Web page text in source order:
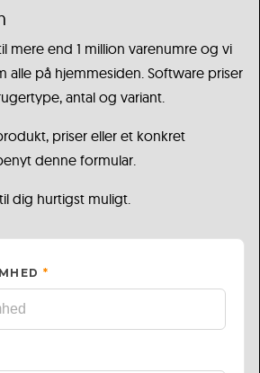
mere end 1 million varenumre og vi
alle på hjemmesiden. Software priser
antal og variant.
priser eller et konkret
denne formular.
dig hurtigst muligt.
*